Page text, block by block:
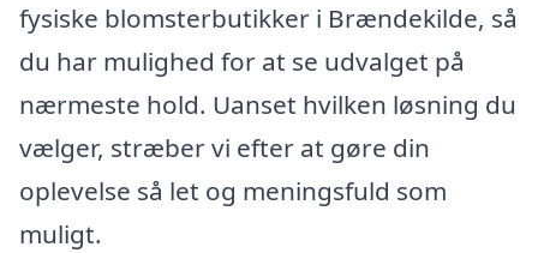
fysiske blomsterbutikker i Brændekilde, så
du har mulighed for at se udvalget på
nærmeste hold. Uanset hvilken løsning du
vælger, stræber vi efter at gøre din
oplevelse så let og meningsfuld som
muligt.